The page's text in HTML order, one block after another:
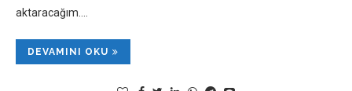
aktaracağım.…
DEVAMINI OKU